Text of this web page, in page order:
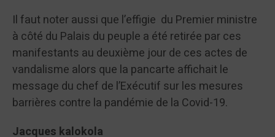
Il faut noter aussi que l’effigie du Premier ministre
à côté du Palais du peuple a été retirée par ces
manifestants au deuxième jour de ces actes de
vandalisme alors que la pancarte affichait le
message du chef de l’Exécutif sur les mesures
barrières contre la pandémie de la Covid-19.
Jacques kalokola